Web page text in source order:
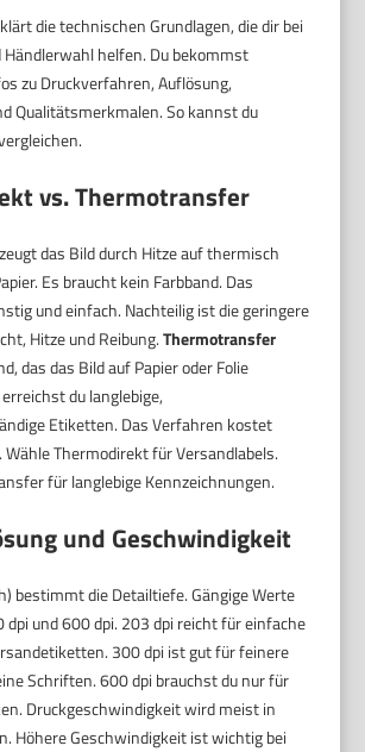
die technischen Grundlagen, die dir bei
helfen. Du bekommst
zu Druckverfahren, Auflösung,
Qualitätsmerkmalen. So kannst du
vs. Thermotransfer
das Bild durch Hitze auf thermisch
Es braucht kein Farbband. Das
und einfach. Nachteilig ist die geringere
Hitze und Reibung.Thermotransfer
das das Bild auf Papier oder Folie
du langlebige,
Etiketten. Das Verfahren kostet
Thermodirekt für Versandlabels.
für langlebige Kennzeichnungen.
und Geschwindigkeit
bestimmt die Detailtiefe. Gängige Werte
dpi und 600 dpi. 203 dpi reicht für einfache
300 dpi ist gut für feinere
Schriften. 600 dpi brauchst du nur für
Druckgeschwindigkeit wird meist in
Höhere Geschwindigkeit ist wichtig bei